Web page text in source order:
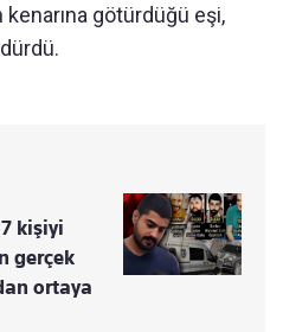
götürdüğü eşi,
kişiyi
gerçek
ortaya